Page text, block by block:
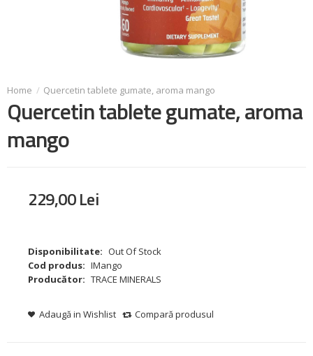
Quercetin tablete gumate, aroma mango
Quercetin tablete gumate, aroma
mango
229,00Lei
Disponibilitate: Out Of Stock
Cod produs: IMango
Producător: TRACE MINERALS
Adaugă in Wishlist Compară produsul